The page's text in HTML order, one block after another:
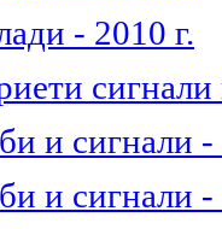
- 2010 г.
и сигнали -
и сигнали -